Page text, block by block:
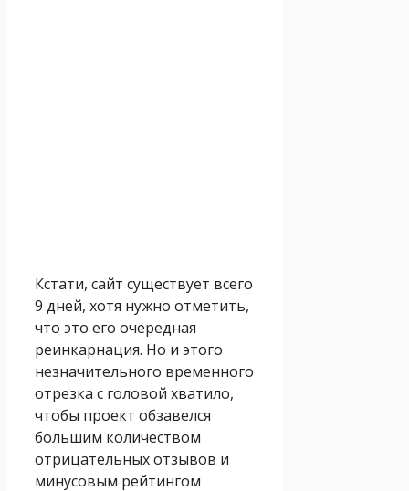
Кстати, сайт существует всего
9 дней, хотя нужно отметить,
что это его очередная
реинкарнация. Но и этого
незначительного временного
отрезка с головой хватило,
чтобы проект обзавелся
большим количеством
отрицательных отзывов и
минусовым рейтингом